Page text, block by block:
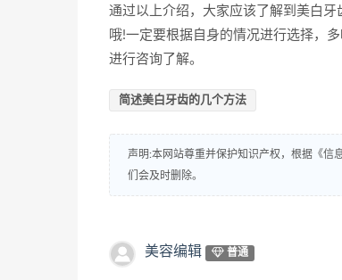
通过以上介绍，大家应该了解到美白
哦!一定要根据自身的情况进行选择，
进行咨询了解。
简述美白牙齿的几个方法
声明:本网站尊重并保护知识产权，根据《信
们会及时删除。
美容编辑 普通